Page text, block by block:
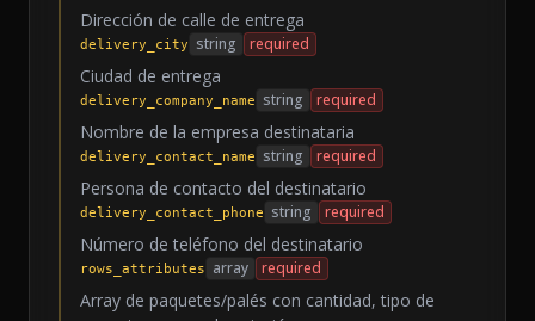
Dirección de calle de entrega
delivery_city string required
Ciudad de entrega
delivery_company_name string required
Nombre de la empresa destinataria
delivery_contact_name string required
Persona de contacto del destinatario
delivery_contact_phone string required
Número de teléfono del destinatario
rows_attributes array required
Array de paquetes/palés con cantidad, tipo de